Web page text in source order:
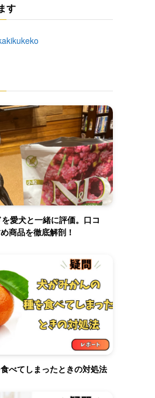
す
愛犬と一緒に評価。口コ
商品を徹底解剖！
べてしまったときの対処法